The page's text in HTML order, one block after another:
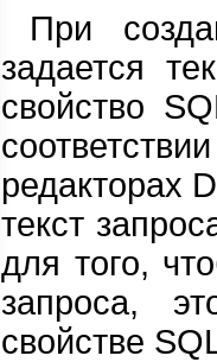
При
задается
свойство
редакторах
текст
для того,
запроса,
свойстве